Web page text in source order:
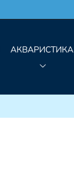
АКВАРИСТИКА